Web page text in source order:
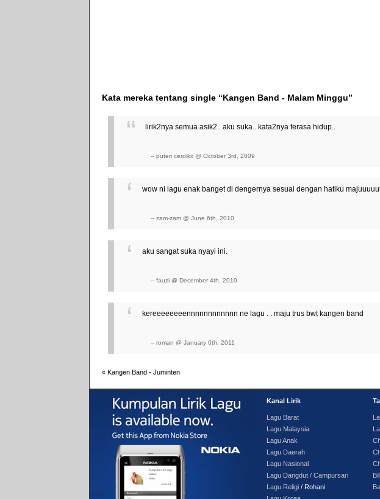
Kata mereka tentang single “Kangen Band - Malam Minggu”
lirik2nya semua asik2.. aku suka.. kata2nya terasa hidup..
-- puteri cerdikx @ October 3rd, 2009
wow ni lagu enak banget di dengernya sesuai dengan hatiku
-- zam-zam @ June 6th, 2010
aku sangat suka nyayi ini.
-- fauzi @ December 4th, 2010
kereeeeeeeennnnnnnnnnnn ne lagu . . maju trus bwt kangen band
-- roman @ January 6th, 2011
« Kangen Band - Juminten
Kanal Lirik
Lagu Barat
Lagu Malaysia
Lagu Anak
Lagu Daerah
Lagu Nasional
Lagu Dangdut / Campursari
Lagu Religi / Rohani